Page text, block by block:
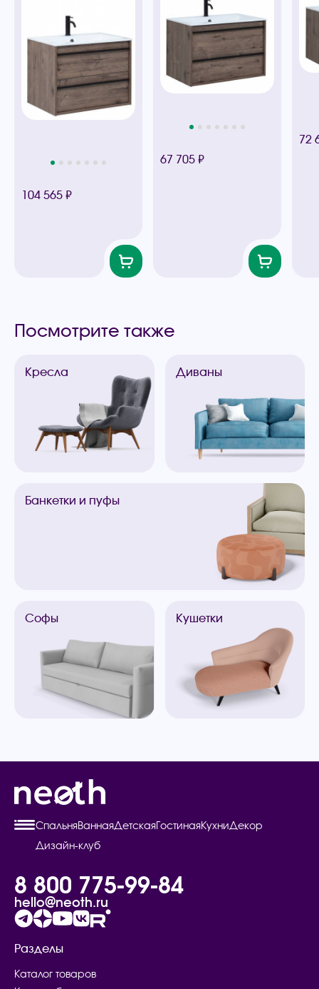
104 565 ₽
67 705 ₽
72
Посмотрите также
Кресла Диваны
Банкетки и пуфы
Софы Кушетки
СпальняВаннаяДетскаяГостинаяКухниДекор
Дизайн-клуб
8 800 775-99-84
hello@neoth.ru
Разделы
Каталог товаров